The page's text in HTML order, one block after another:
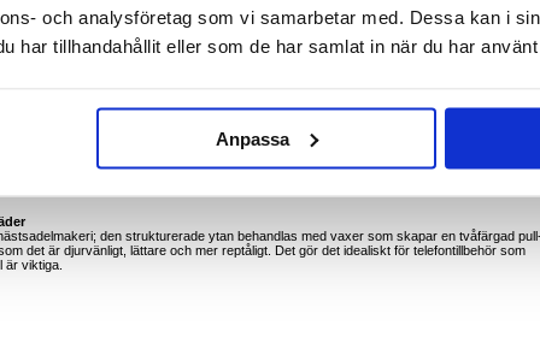
och analysföretag som vi samarbetar med. Dessa kan i
har tillhandahållit eller som de har samlat in när du har
Anpassa
stängda under pendling
sightseeing utan att bära en separat plånbok
den strukturerade ytan behandlas med vaxer som skapar en tvåfärgad
det är djurvänligt, lättare och mer reptåligt. Det gör det idealiskt för telefontillbehör som
är viktiga.